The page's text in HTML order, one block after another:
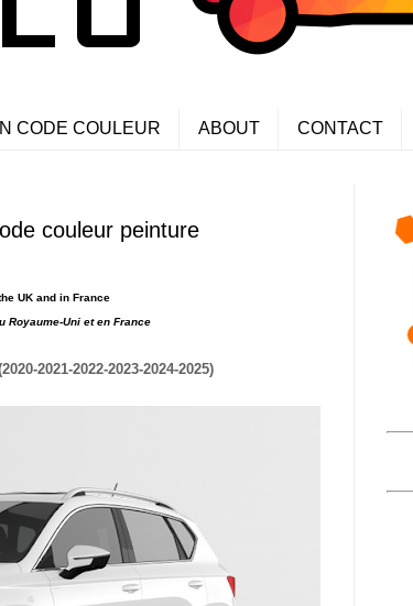
CODE COULEUR ABOUT CONTACT
couleur peinture
UK and in France
Royaume-Uni et en France
2021-2022-2023-2024-2025)